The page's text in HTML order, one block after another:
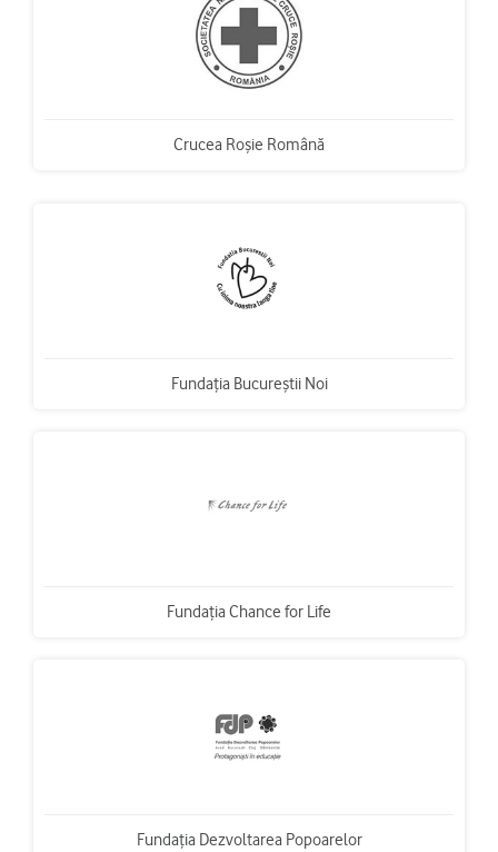
Crucea Roșie Română
Fundaţia Bucureştii Noi
Fundaţia Chance for Life
Fundaţia Dezvoltarea Popoarelor